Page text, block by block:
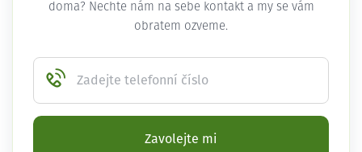
doma? Nechte nám na sebe kontakt a my se vám
obratem ozveme.
Zadejte telefonní číslo
Zavolejte mi